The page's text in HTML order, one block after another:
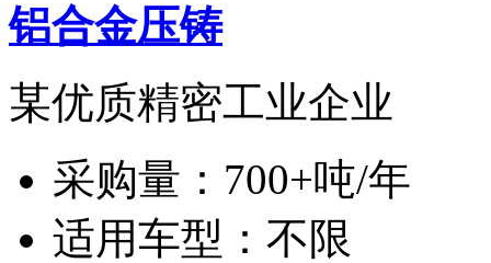
铝合金压铸
某优质精密工业企业
采购量： 700+吨/年
适用车型： 不限